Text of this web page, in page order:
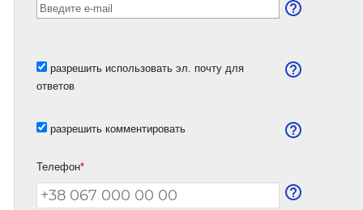
разрешить использовать эл. почту для
ответов
разрешить комментировать
Телефон*